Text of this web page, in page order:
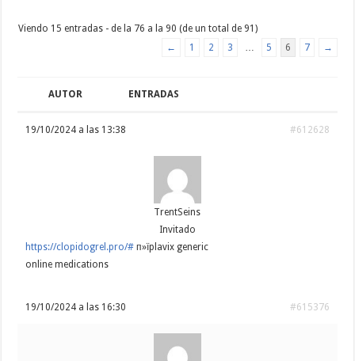
Viendo 15 entradas - de la 76 a la 90 (de un total de 91)
←
1 2 3 … 5 6 7 →
AUTOR ENTRADAS
19/10/2024 a las 13:38 #612628
TrentSeins
Invitado
https://clopidogrel.pro/# п»їplavix generic
online medications
19/10/2024 a las 16:30 #615376